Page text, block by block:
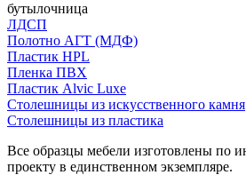
бутылочница
ЛДСП
Полотно АГТ (МДФ)
Пластик HPL
Пленка ПВХ
Пластик Alvic Luxe
Столешницы из искусственного камня
Столешницы из пластика
Все образцы мебели изготовлены по
проекту в единственном экземпляре.